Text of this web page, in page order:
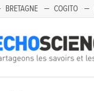
BRETAGNE COGITO